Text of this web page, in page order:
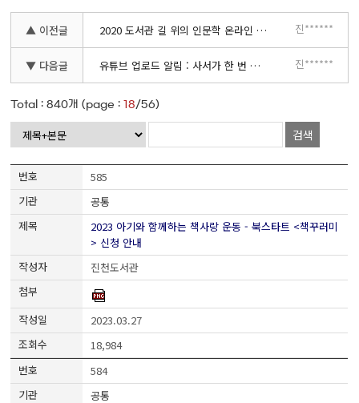
▲ 이전글 2020 도서관 길 위의 인문학 온라인 탐방영상 업로드 안내 진******
▼ 다음글 유튜브 업로드 알림 : 사서가 한 번 해 봄 라떼아트 진******
Total :840개 (page : 18/56)
검색
585
공통
2023 아기와 함께하는 책사랑 운동 - 북스타트 <책꾸러미
> 신청 안내
진천도서관
2023.03.27
18,984
584
공통